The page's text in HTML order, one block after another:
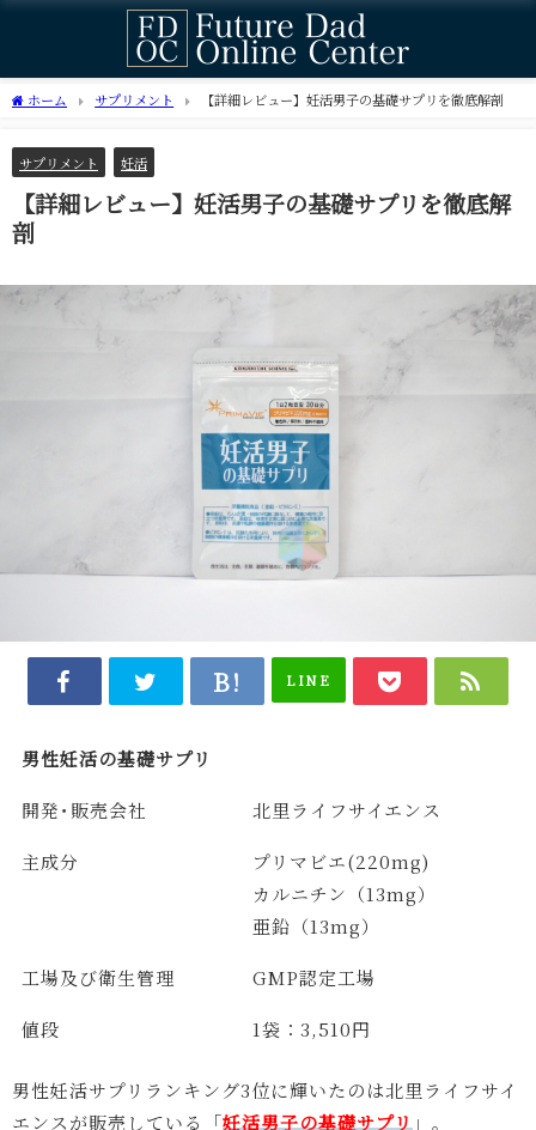
ホーム サプリメント 【詳細レビュー】妊活男子の基礎サプリを徹底解剖
サプリメント 妊活
【詳細レビュー】妊活男子の基礎サプリを徹底解
剖
LINE
男性妊活の基礎サプリ
開発･販売会社 北里ライフサイエンス
主成分
プリマビエ(220mg)
カルニチン（13mg）
亜鉛（13mg）
工場及び衛生管理 GMP認定工場
値段 1袋：3,510円
男性妊活サプリランキング3位に輝いたのは北里ライフサイ
エンスが販売している「妊活男子の基礎サプリ」。